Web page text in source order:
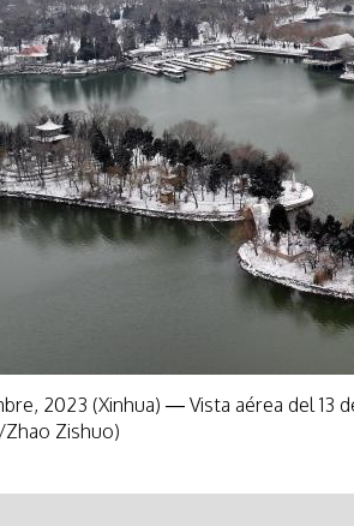
2023 (Xinhua) — Vista aérea del
Zhao Zishuo)